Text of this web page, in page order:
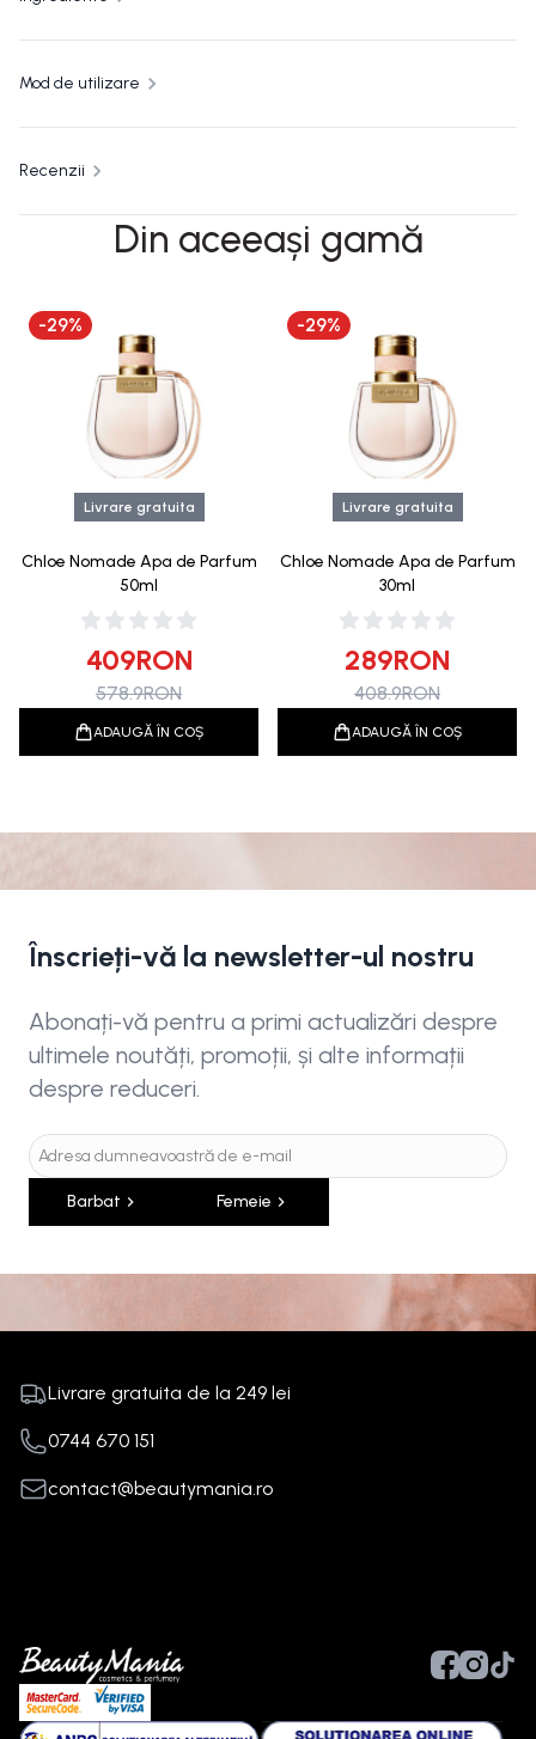
Mod de utilizare
Recenzii
Din aceeași gamă
-29%
Livrare gratuita
Chloe Nomade Apa de Parfum
50ml
409RON
578.9RON
ADAUGĂ ÎN COȘ
-29%
Livrare gratuita
Chloe Nomade Apa de Parfum
30ml
289RON
408.9RON
ADAUGĂ ÎN COȘ
Înscrieți-vă la newsletter-ul nostru
Abonați-vă pentru a primi actualizări despre
ultimele noutăți, promoții, și alte informații
despre reduceri.
Barbat Femeie
Livrare gratuita de la 249 lei
0744 670 151
contact@beautymania.ro